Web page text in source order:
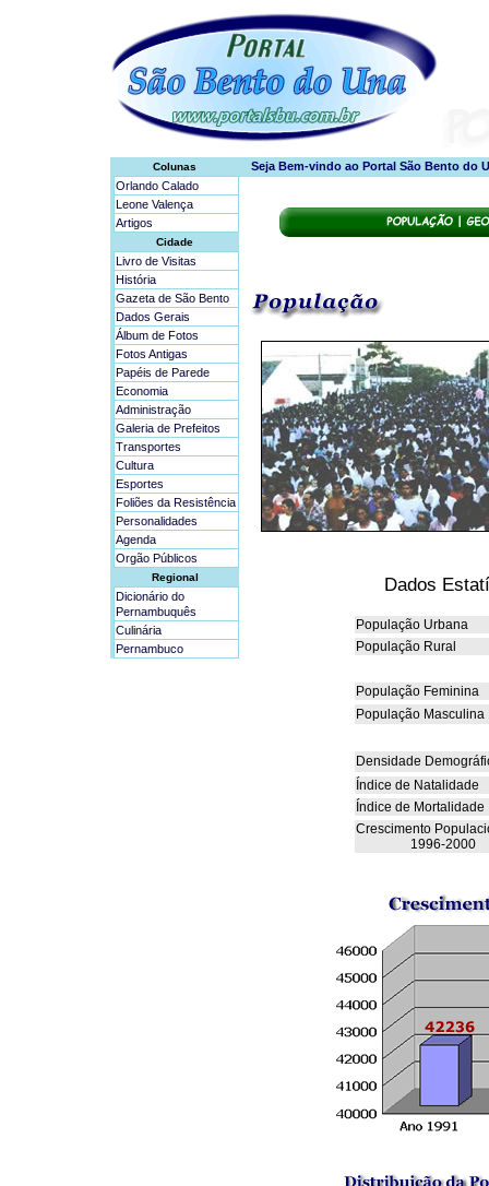
Colunas
Orlando Calado
Leone Valença
Artigos
Cidade
Livro de Visitas
História
Gazeta de São Bento
Dados Gerais
Álbum de Fotos
Fotos Antigas
Papéis de Parede
Economia
Administração
Galeria de Prefeitos
Transportes
Cultura
Esportes
Foliões da Resistência
Personalidades
Agenda
Orgão Públicos
Regional
Dicionário do
Pernambuquês
Culinária
Pernambuco
Dados
População Urbana
População Rural
População Feminina
População Masculina
Densidade
Índice de Natalidade
Índice de Mortalidade
Crescimento
1996-2000